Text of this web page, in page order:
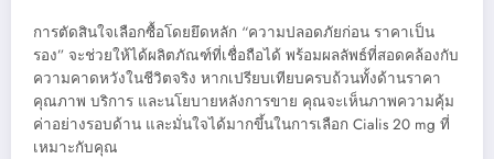
การตัดสินใจเลือกซื้อโดยยึดหลัก “ความปลอดภัยก่อน ราคาเป็น
รอง” จะช่วยให้ได้ผลิตภัณฑ์ที่เชื่อถือได้ พร้อมผลลัพธ์ที่สอดคล้องกับ
ความคาดหวังในชีวิตจริง หากเปรียบเทียบครบถ้วนทั้งด้านราคา
คุณภาพ บริการ และนโยบายหลังการขาย คุณจะเห็นภาพความคุ้ม
ค่าอย่างรอบด้าน และมั่นใจได้มากขึ้นในการเลือก Cialis 20 mg ที่
เหมาะกับคุณ